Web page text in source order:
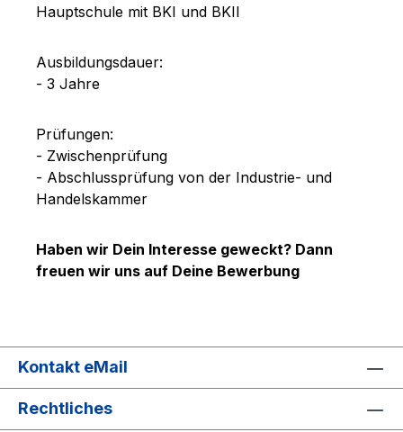
Hauptschule mit BKI und BKII
Ausbildungsdauer:
- 3 Jahre
Prüfungen:
- Zwischenprüfung
- Abschlussprüfung von der Industrie- und
Handelskammer
Haben wir Dein Interesse geweckt? Dann
freuen wir uns auf Deine Bewerbung
Kontakt eMail
Rechtliches